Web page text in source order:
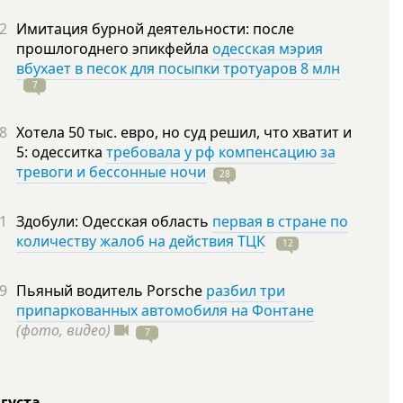
Имитация бурной деятельности: после
прошлогоднего эпикфейла одесская мэрия
вбухает в песок для посыпки тротуаров 8 млн
7
Хотела 50 тыс. евро, но суд решил, что хватит и
5: одесситка требовала у рф компенсацию за
тревоги и бессонные ночи
28
Здобули: Одесская область первая в стране по
количеству жалоб на действия ТЦК
12
Пьяный водитель Porsche разбил три
припаркованных автомобиля на Фонтане
(фото, видео)
7